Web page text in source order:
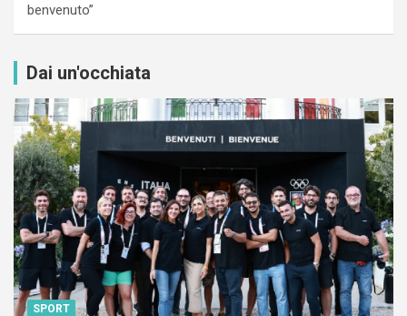
benvenuto”
Dai un'occhiata
SPORT